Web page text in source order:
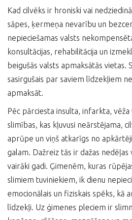
Kad cilvēks ir hroniski vai
sāpes, ķermeņa nevarību un
nepieciešamas valsts
konsultācijas, rehabilitācija un
beigušās valsts apmaksātās vietas.
sasirgušais par saviem līdzekļiem
apmaksāt.
Pēc pārciesta insulta, infarkta, vēža
slimības, kas kļuvusi neārstējama,
aprūpe un viņš atkarīgs no
galam. Dažreiz tās ir dažas
vairāki gadi. Ģimenēm, kuras
slimiem tuviniekiem, ik dienu
emocionālais un fiziskais spēks, kā
līdzekļi. Uz ģimenes pleciem ir